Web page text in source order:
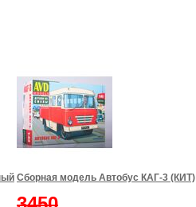
Сборная модель Автобус КАГ-3 (КИТ)